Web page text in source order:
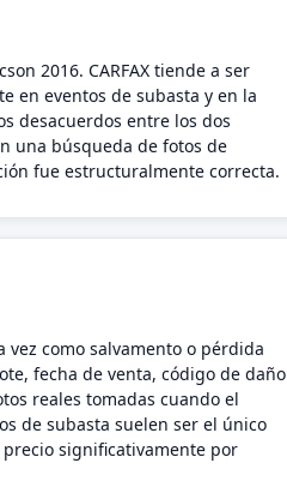
2016. CARFAX tiende a ser
en eventos de subasta y en la
desacuerdos entre los dos
una búsqueda de fotos de
fue estructuralmente correcta.
vez como salvamento o pérdida
fecha de venta, código de daño
reales tomadas cuando el
de subasta suelen ser el único
significativamente por